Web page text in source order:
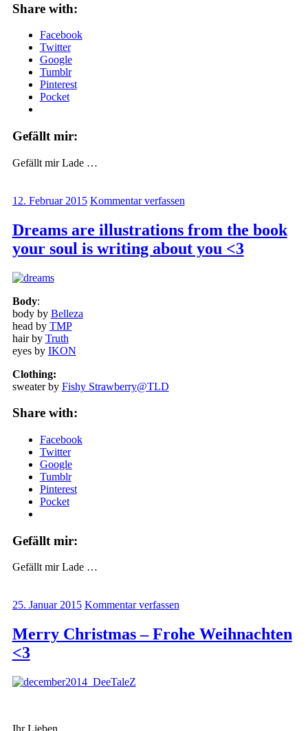
Share with:
Facebook
Twitter
Google
Tumblr
Pinterest
Pocket
Gefällt mir:
Gefällt mir Lade …
12. Februar 2015 Kommentar verfassen
Dreams are illustrations from the book
your soul is writing about you <3
Body:
body by Belleza
head by TMP
hair by Truth
eyes by IKON
Clothing:
sweater by Fishy Strawberry@TLD
Share with:
Facebook
Twitter
Google
Tumblr
Pinterest
Pocket
Gefällt mir:
Gefällt mir Lade …
25. Januar 2015 Kommentar verfassen
Merry Christmas – Frohe Weihnachten
<3